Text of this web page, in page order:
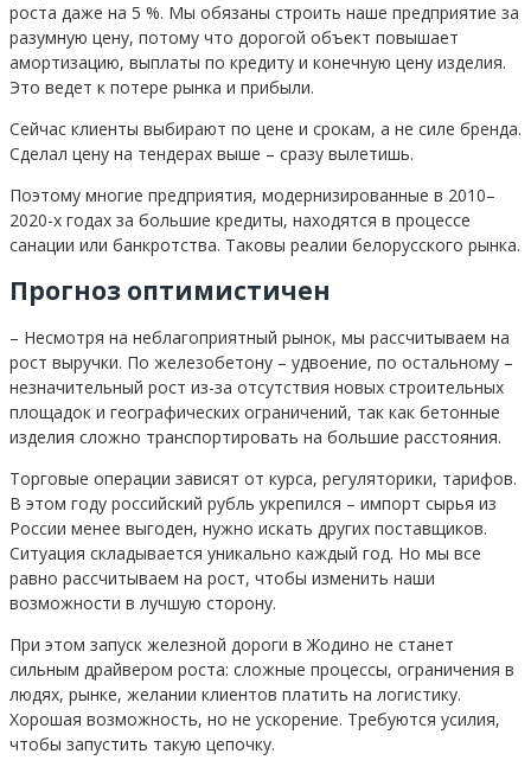
роста даже на 5 %. Мы обязаны строить наше предприятие за
разумную цену, потому что дорогой объект повышает
амортизацию, выплаты по кредиту и конечную цену изделия.
Это ведет к потере рынка и прибыли.
Сейчас клиенты выбирают по цене и срокам, а не силе бренда.
Сделал цену на тендерах выше – сразу вылетишь.
Поэтому многие предприятия, модернизированные в 2010–
2020-х годах за большие кредиты, находятся в процессе
санации или банкротства. Таковы реалии белорусского рынка.
Прогноз оптимистичен
– Несмотря на неблагоприятный рынок, мы рассчитываем на
рост выручки. По железобетону – удвоение, по остальному –
незначительный рост из-за отсутствия новых строительных
площадок и географических ограничений, так как бетонные
изделия сложно транспортировать на большие расстояния.
Торговые операции зависят от курса, регуляторики, тарифов.
В этом году российский рубль укрепился – импорт сырья из
России менее выгоден, нужно искать других поставщиков.
Ситуация складывается уникально каждый год. Но мы все
равно рассчитываем на рост, чтобы изменить наши
возможности в лучшую сторону.
При этом запуск железной дороги в Жодино не станет
сильным драйвером роста: сложные процессы, ограничения в
людях, рынке, желании клиентов платить на логистику.
Хорошая возможность, но не ускорение. Требуются усилия,
чтобы запустить такую цепочку.